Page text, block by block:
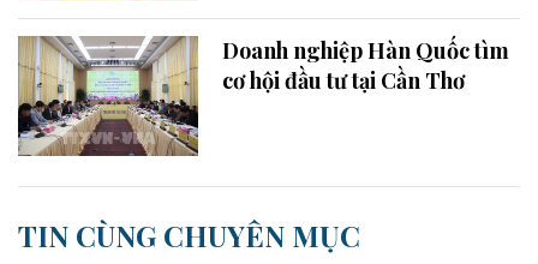
Doanh nghiệp Hàn Quốc tìm
cơ hội đầu tư tại Cần Thơ
TIN CÙNG CHUYÊN MỤC